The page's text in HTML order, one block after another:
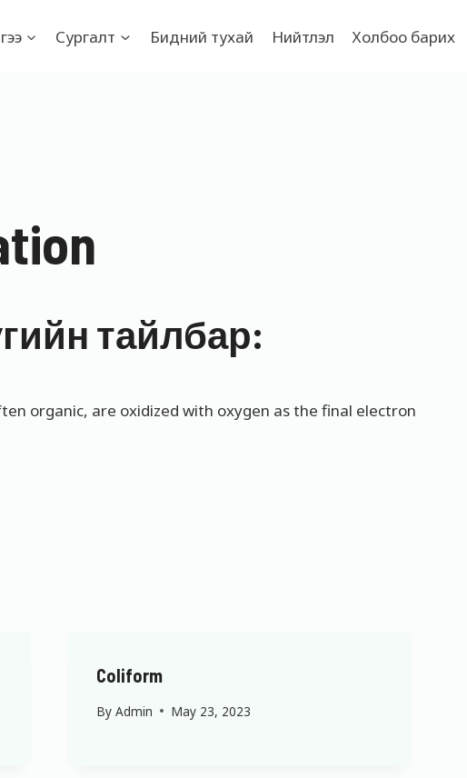
Сургалт Бидний тухай Нийтлэл Холбоо барих
тайлбар:
organic, are oxidized with oxygen as the final electron
Coliform
By Admin May 23, 2023